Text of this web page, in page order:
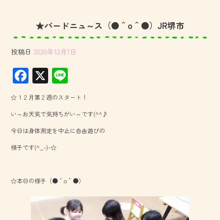
★バードニュ～ス（●＾o＾●）JR堺市
投稿日 2020年12月7日
F
ac
e
b
o
ok
X
ne
☆１２月第２週のスタート！
い～お天気で気持ちがい～です(^^♪
今日は身体測定を中止に自由遊びの
様子です(^_-)-☆
☆本日の様子（●＾o＾●）